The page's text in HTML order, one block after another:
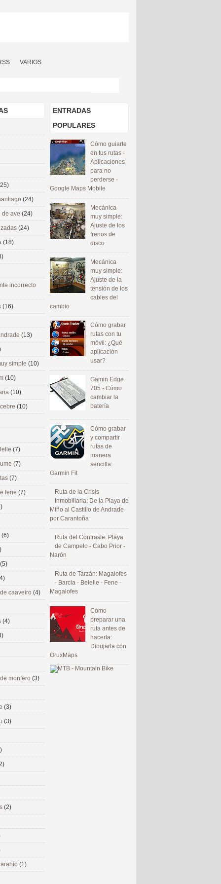
VARIOS
ENTRADAS
POPULARES
Cómo guiarte
en tus rutas -
Aplicaciones
para no
perderse -
Google Maps Mobile
Mecánica
muy simple:
Ajuste de los
frenos de
disco
Mecánica
muy simple:
Ajuste de la
tensión de los
cables del
cambio
Cómo grabar
rutas con tu
móvil: ¿Qué
aplicación
usar?
Gamin Edge
705 - Cómo
cambiar la
batería
Cómo grabar
y compartir
rutas de
manera
sencilla:
Garmin Fit
Ruta de la Crisis
Inmobiliaria: De la Playa de
Miño al Castillo de Andrade
por Carantoña
Ruta del Contraste: Playa
de Campelo - Cabo Prior -
Narón
Ruta de Tarzán: Magalofes
- Barcia - Belelle - Fene -
Magalofes
Cómo
preparar una
ruta antes de
hacerla:
Dibujarla con
OruxMaps
(24)
de ave (24)
(24)
(18)
incorrecto
(16)
(13)
simple (10)
(10)
(10)
(10)
(7)
(7)
(7)
fene (7)
(6)
(5)
caaveiro (4)
(4)
monfero (3)
(3)
(3)
(2)
(1)